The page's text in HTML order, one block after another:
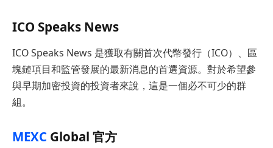
ICO Speaks News
ICO Speaks News 是獲取有關首次代幣發行（ICO）、區
塊鏈項目和監管發展的最新消息的首選資源。對於希望參
與早期加密投資的投資者來說，這是一個必不可少的群
組。
MEXC Global 官方